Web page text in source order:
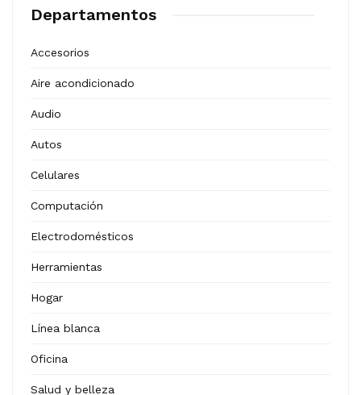
Departamentos
Accesorios
Aire acondicionado
Audio
Autos
Celulares
Computación
Electrodomésticos
Herramientas
Hogar
Línea blanca
Oficina
Salud y belleza